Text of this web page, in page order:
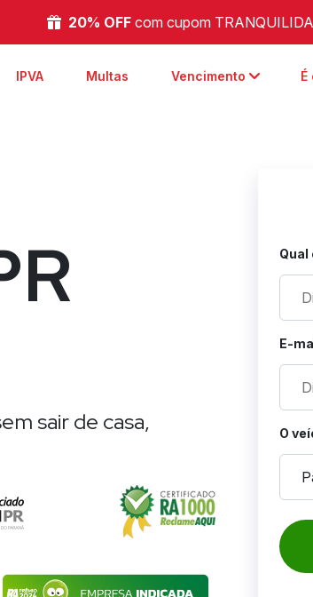
20% OFF com cupom
IPVA Multas Vencimento arrow_back_ios
sair de casa,
Qual
E-
O